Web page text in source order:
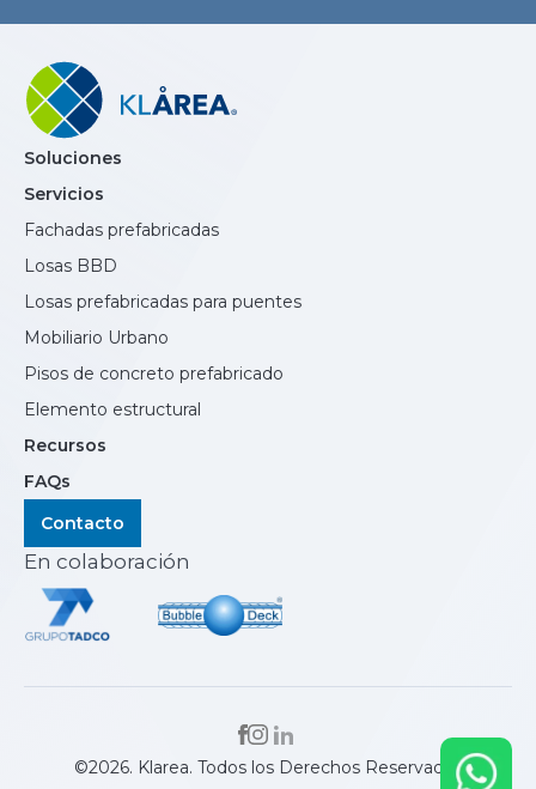
Soluciones
Servicios
Fachadas prefabricadas
Losas BBD
Losas prefabricadas para puentes
Mobiliario Urbano
Pisos de concreto prefabricado
Elemento estructural
Recursos
FAQs
Contacto
En colaboración
©2026. Klarea. Todos los Derechos Reservados